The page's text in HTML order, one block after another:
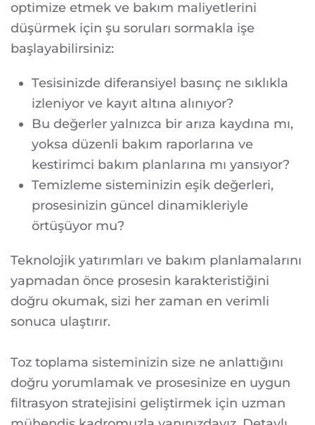
optimize etmek ve bakım maliyetlerini
düşürmek için şu soruları sormakla işe
başlayabilirsiniz:
Tesisinizde diferansiyel basınç ne sıklıkla
izleniyor ve kayıt altına alınıyor?
Bu değerler yalnızca bir arıza kaydına mı,
yoksa düzenli bakım raporlarına ve
kestirimci bakım planlarına mı yansıyor?
Temizleme sisteminizin eşik değerleri,
prosesinizin güncel dinamikleriyle
örtüşüyor mu?
Teknolojik yatırımları ve bakım planlamalarını
yapmadan önce prosesin karakteristiğini
doğru okumak, sizi her zaman en verimli
sonuca ulaştırır.
Toz toplama sisteminizin size ne anlattığını
doğru yorumlamak ve prosesinize en uygun
filtrasyon stratejisini geliştirmek için uzman